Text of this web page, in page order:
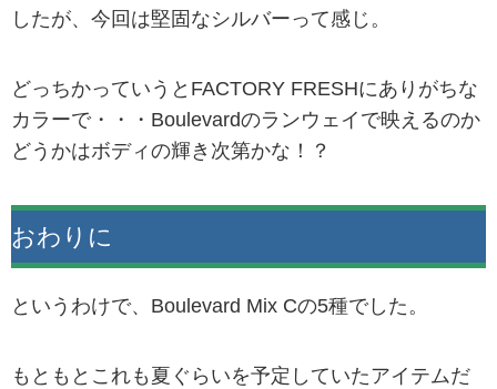
したが、今回は堅固なシルバーって感じ。
どっちかっていうとFACTORY FRESHにありがちな
カラーで・・・Boulevardのランウェイで映えるのか
どうかはボディの輝き次第かな！？
おわりに
というわけで、Boulevard Mix Cの5種でした。
もともとこれも夏ぐらいを予定していたアイテムだ